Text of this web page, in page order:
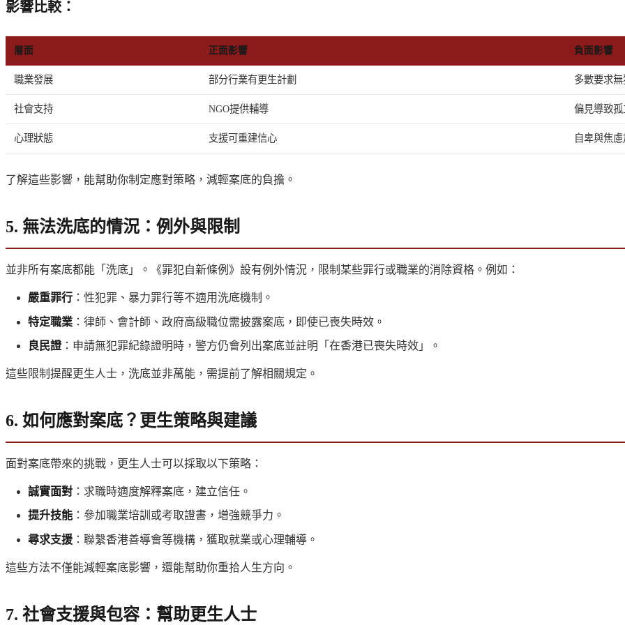
影響比較 ：
層面 正面影響 負面影響
職業發展 部分行業有更生計劃 多數要求
社會支持 NGO提供輔導 偏見導致孤
心理狀態 支援可重建信心 自卑與焦慮
了解這些影響，能幫助你制定應對策略，減輕案底的負擔。
5. 無法洗底的情況：例外與限制
並非所有案底都能「洗底」。《罪犯自新條例》設有例外情況，限制某些罪行或職業的消除資格。例如：
嚴重罪行 ：性犯罪、暴力罪行等不適用洗底機制。
特定職業 ：律師、會計師、政府高級職位需披露案底，即使已喪失時效。
良民證 ：申請無犯罪紀錄證明時，警方仍會列出案底並註明「在香港已喪失時效」。
這些限制提醒更生人士，洗底並非萬能，需提前了解相關規定。
6. 如何應對案底？更生策略與建議
面對案底帶來的挑戰，更生人士可以採取以下策略：
誠實面對 ：求職時適度解釋案底，建立信任。
提升技能 ：參加職業培訓或考取證書，增強競爭力。
尋求支援 ：聯繫香港善導會等機構，獲取就業或心理輔導。
這些方法不僅能減輕案底影響，還能幫助你重拾人生方向。
7. 社會支援與包容：幫助更生人士